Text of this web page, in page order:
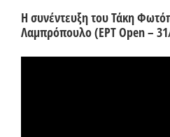
Η συνέντευξη του Τάκη
Λαμπρόπουλο (ΕΡΤ Open –